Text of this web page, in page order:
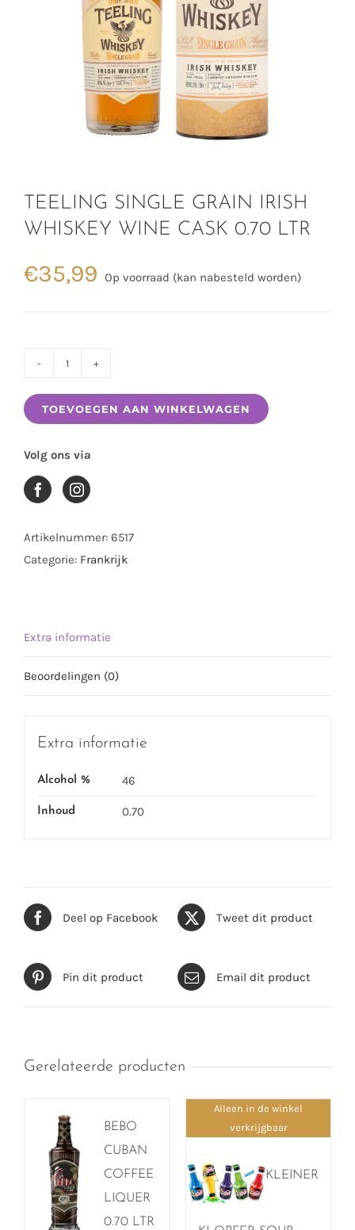
TEELING SINGLE GRAIN IRISH
WHISKEY WINE CASK 0.70 LTR
€35,99 Op voorraad (kan nabesteld worden)
SINGLE
GRAIN
WHISKEY
WINE
CASK
TOEVOEGEN AAN WINKELWAGEN
Volg ons via
Artikelnummer: 6517
Categorie: Frankrijk
Extra informatie
Beoordelingen (0)
Extra informatie
Alcohol % 46
Inhoud 0.70
Deel op Facebook Tweet dit product
Pin dit product Email dit product
Gerelateerde producten
BEBO
CUBAN
COFFEE
LIQUER
0.70 LTR
Alleen in de winkel
verkrijgbaar
KLEINER